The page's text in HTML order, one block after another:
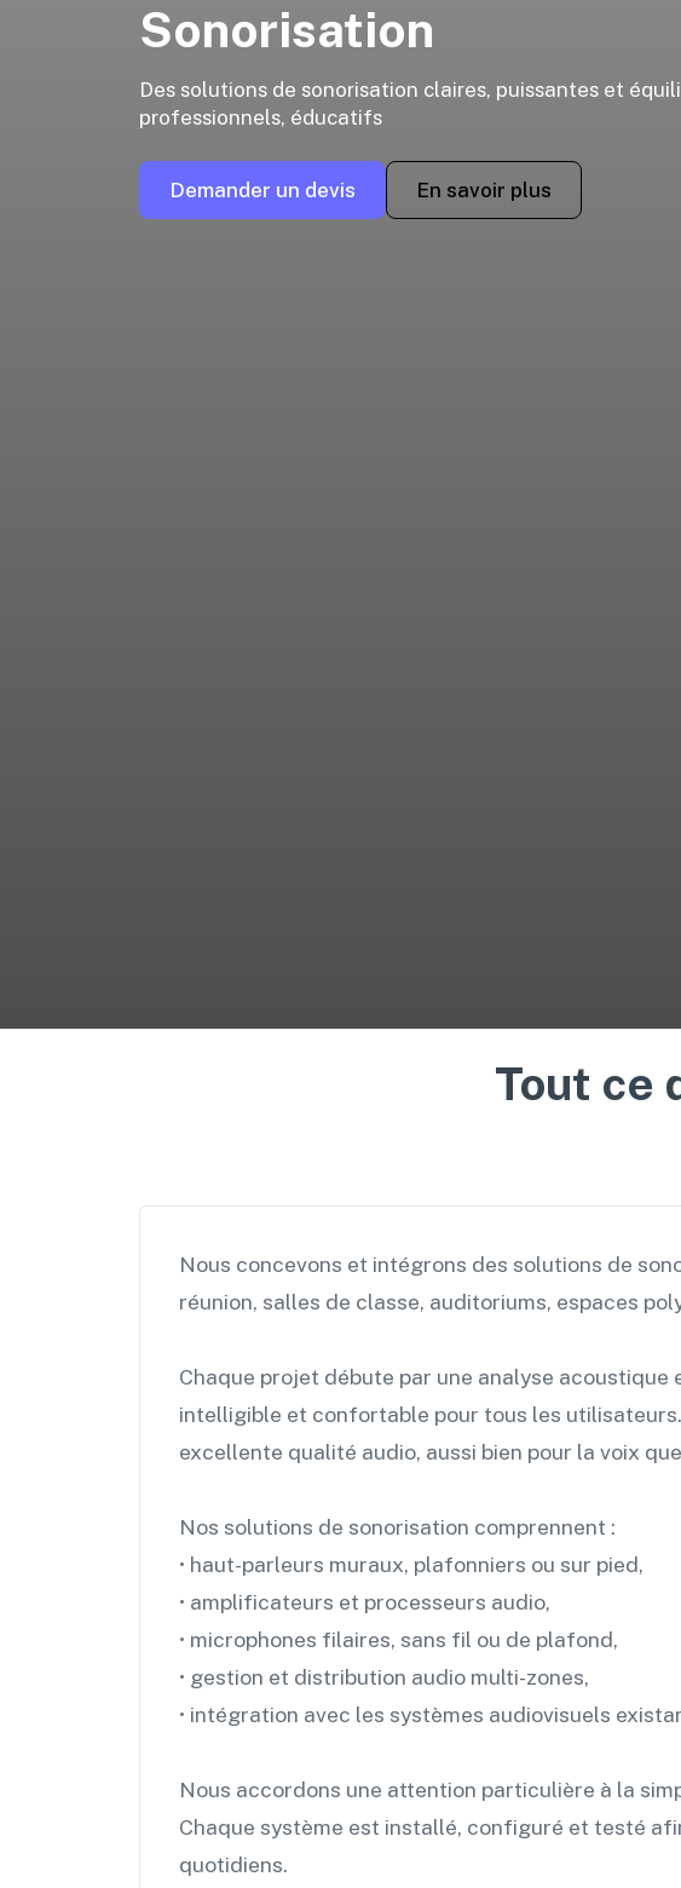
Sonorisation
Des solutions de sonorisation claires, puissantes et
professionnels, éducatifs
Demander un devis En savoir plus
Tout ce
Nous concevons et intégrons des solutions de
réunion, salles de classe, auditoriums, espaces
Chaque projet débute par une analyse
intelligible et confortable pour tous les
excellente qualité audio, aussi bien pour la voix
Nos solutions de sonorisation comprennent :
• haut-parleurs muraux, plafonniers ou sur pied,
• amplificateurs et processeurs audio,
• microphones filaires, sans fil ou de plafond,
• gestion et distribution audio multi-zones,
• intégration avec les systèmes audiovisuels
Nous accordons une attention particulière à la
Chaque système est installé, configuré et testé
quotidiens.